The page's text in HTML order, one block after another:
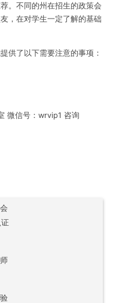
。不同的州在招生的政策会
，在对学生一定了解的基础
供了以下需要注意的事项：
微信号：wrvip1 咨询